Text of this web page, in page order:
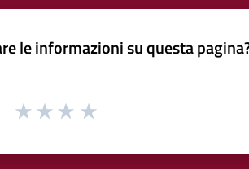
le informazioni su questa